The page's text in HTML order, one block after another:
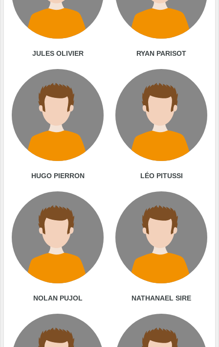
JULES OLIVIER RYAN PARISOT
HUGO PIERRON LÉO PITUSSI
NOLAN PUJOL NATHANAEL SIRE